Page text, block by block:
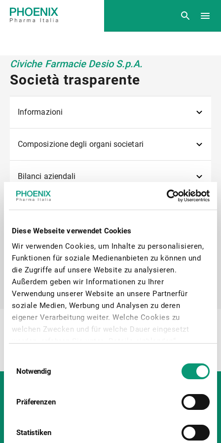
Diese Webseite verwendet Cookies
Wir verwenden Cookies, um Inhalte zu personalisieren,
Funktionen für soziale Medienanbieten zu können und
die Zugriffe auf unsere Website zu analysieren.
Außerdem geben wir Informationen zu Ihrer
Verwendung unserer Website an unsere Partnerfür
soziale Medien, Werbung und Analysen zu deren
eigener Verarbeitung weiter. Welche Cookies zu
welchen Zwecken und für welche Dauer eingesetzt
werden, erfahren Sie unter „Details einblenden“.
dem jeweiligen Zweck verfolgt werden, entnehmen Sie
bitte unserer Datenschutzerklärung. Indem Sie auf
willigen Sie in das Setzen von und den Zugriff auf
Endgerät, mit dem Sie unsere Website besuchen, ein
sowie in die mit der jeweiligen Auswahl einhergehende
Notwendig
Präferenzen
Statistiken
Civiche Farmacie Desio S.p.A.
Società trasparente
Informazioni
Composizione degli organi societari
Bilanci aziendali
Procedura di Accesso Civico (ex. Art. 5 D.Lgs.
Controlli e rilievi
Carta dei servizi
Le farmacie BENU
Recapiti
Via Fratelli Di Dio, 2